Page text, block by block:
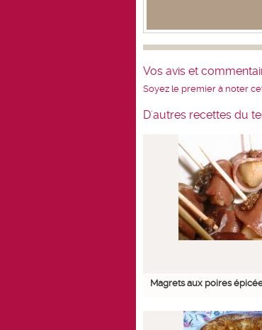
Vos avis et
Soyez le premier à noter
D'autres recettes du
Magrets aux poires